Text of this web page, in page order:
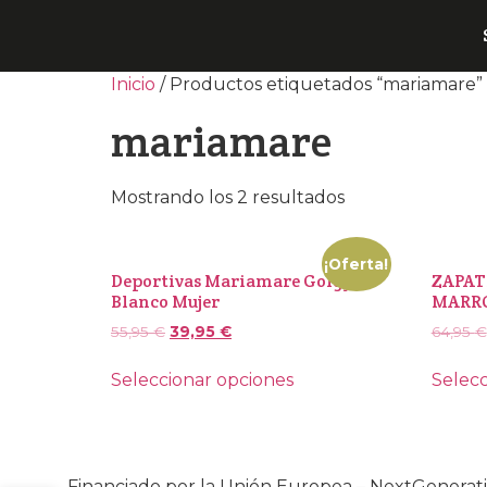
Inicio / Productos etiquetados “mariamare”
mariamare
Mostrando los 2 resultados
¡Oferta!
Deportivas Mariamare Golgy
Blanco Mujer
55,95€ 39,95 €
Seleccionar opciones
64,95€